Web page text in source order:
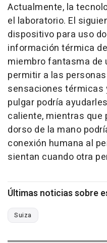
Actualmente, la
el laboratorio. El
dispositivo para uso
información térmica
miembro fantasma de
permitir a las
sensaciones térmicas
pulgar podría
caliente, mientras que
dorso de la mano
conexión humana al
sientan cuando otra
Últimas noticias sobre
Suiza